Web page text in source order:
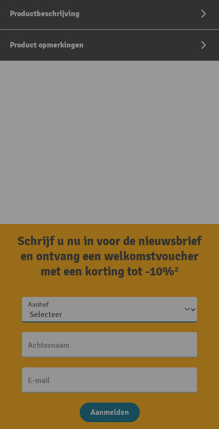
Productbeschrijving
Product opmerkingen
Schrijf u nu in voor de nieuwsbrief
en ontvang een welkomstvoucher
met een korting tot -10%²
Aanhef
Achternaam
E-mail
Aanmelden